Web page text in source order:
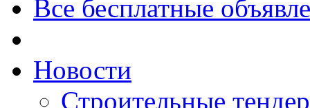
Все бесплатные
Новости
Строительные